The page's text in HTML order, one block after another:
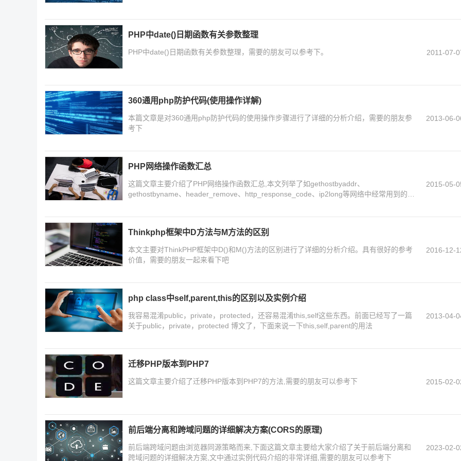
PHP中date()日期函数有关参数整理
PHP中date()日期函数有关参数整理，需要的朋友可以参考下。 2011-07-
360通用php防护代码(使用操作详解)
本篇文章是对360通用php防护代码的使用操作步骤进行了详细的分析介绍，需要的朋友参
考下
2013-06-
PHP网络操作函数汇总
这篇文章主要介绍了PHP网络操作函数汇总,本文列举了如gethostbyaddr、
gethostbyname、header_remove、http_response_code、ip2long等网络中经常用到的函
2015-05-
Thinkphp框架中D方法与M方法的区别
本文主要对ThinkPHP框架中D()和M()方法的区别进行了详细的分析介绍。具有很好的参考
价值，需要的朋友一起来看下吧
2016-12-
php class中self,parent,this的区别以及实例介绍
我容易混淆public，private，protected，还容易混淆this,self这些东西。前面已经写了一篇
关于public，private，protected 博文了，下面来说一下this,self,parent的用法
2013-04-
迁移PHP版本到PHP7
这篇文章主要介绍了迁移PHP版本到PHP7的方法,需要的朋友可以参考下 2015-02-
前后端分离和跨域问题的详细解决方案(CORS的原理)
前后端跨域问题由浏览器同源策略而来,下面这篇文章主要给大家介绍了关于前后端分离和
跨域问题的详细解决方案,文中通过实例代码介绍的非常详细,需要的朋友可以参考下
2023-02-